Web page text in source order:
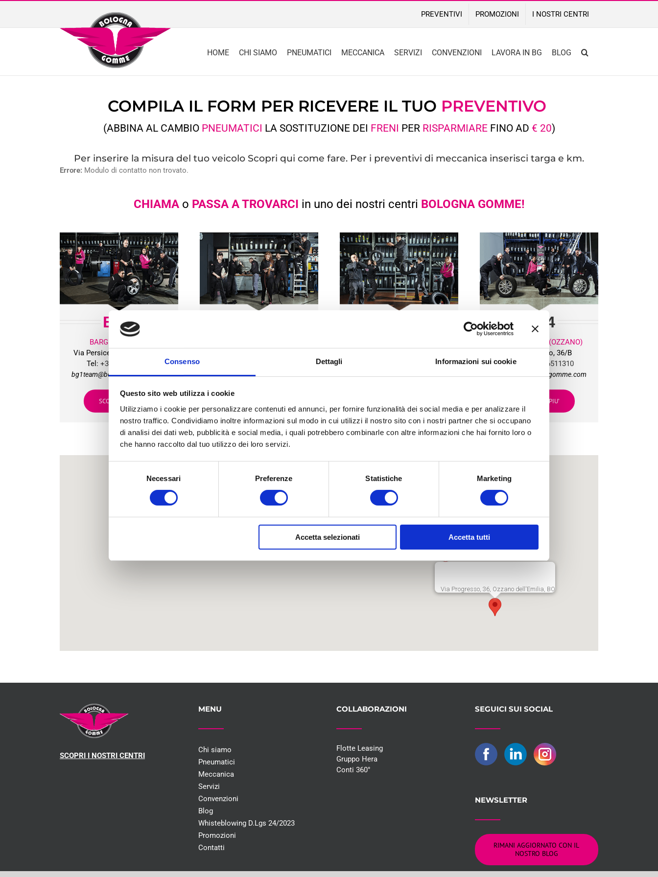
Consenso Dettagli Informazioni sui cookie
Questo sito web utilizza i cookie
Utilizziamo i cookie per personalizzare contenuti ed annunci, per fornire funzionalità dei social media e per analizzare il
nostro traffico. Condividiamo inoltre informazioni sul modo in cui utilizzi il nostro sito con i nostri partner che si occupano
di analisi dei dati web, pubblicità e social media, i quali potrebbero combinarle con altre informazioni che hai fornito loro o
che hanno raccolto dal tuo utilizzo dei loro servizi.
Necessari Preferenze Statistiche Marketing
Accetta selezionati Accetta tutti
content
PREVENTIVI PROMOZIONI I NOSTRI CENTRI
HOME CHI SIAMO PNEUMATICI MECCANICA SERVIZI CONVENZIONI LAVORA IN BG BLOG
COMPILA IL FORM PER RICEVERE IL TUO PREVENTIVO
(ABBINA AL CAMBIO PNEUMATICI LA SOSTITUZIONE DEI FRENI PER RISPARMIAREFINO AD € 20)
Per inserire la misura del tuo veicolo Scopri qui come fare. Per i preventivi di meccanica inserisci targa e km.
Errore: Modulo di contatto non trovato.
CHIAMAo PASSA A TROVARCI in uno dei nostri centri BOLOGNA GOMME!
BG1
BARGELLINO (BO)
Via Persicetana Vecchia, 20
Tel: +39 051 406215
bg1team@bolognagomme.com
SCOPRI DI PIU’
bg2team@bolognagomme.com bg3team@bolognagomme.com
BG 4
PONTE RIZZOLI (OZZANO)
Via Progresso, 36/B
Tel:
+39 051 6511310
bg4team@bolognagomme.com
SCOPRI DI PIU’
Ecco dove sono i nostri centri
Via Persicetana Vecchia, 20, Bologna, BO
Via Marco Emilio Lepido, 225, Bologna, BO
Via Progresso, 36, Ozzano dell'Emilia, BO
SCOPRI I NOSTRI CENTRI
MENU
Chi siamo
Pneumatici
Meccanica
Servizi
Convenzioni
Blog
Whisteblowing D.Lgs 24/2023
Promozioni
Contatti
COLLABORAZIONI
Flotte Leasing
Gruppo Hera
Conti 360°
SEGUICI SUI SOCIAL
NEWSLETTER
RIMANI AGGIORNATO CON IL
NOSTRO BLOG